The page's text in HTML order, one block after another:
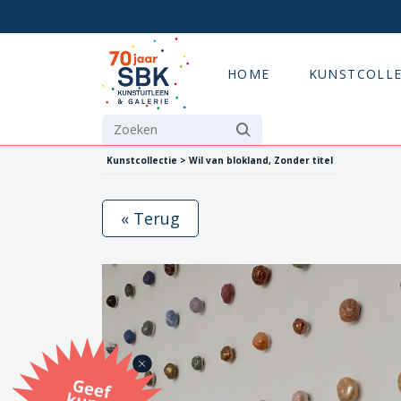
HOME
Kunstcollectie > Wil van blokland, Zonder titel
G
eef
u
n
st
a
d
o
m
et
e SB
K
u
n
stb
o
n
« Terug